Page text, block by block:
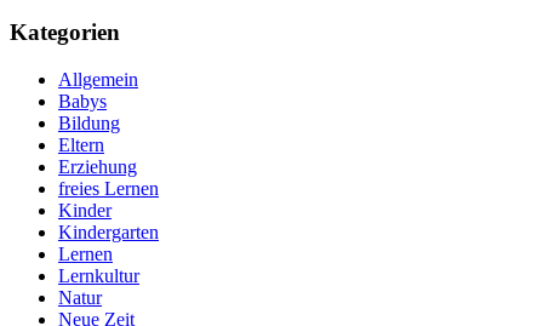
Kategorien
Allgemein
Babys
Bildung
Eltern
Erziehung
freies Lernen
Kinder
Kindergarten
Lernen
Lernkultur
Natur
Neue Zeit